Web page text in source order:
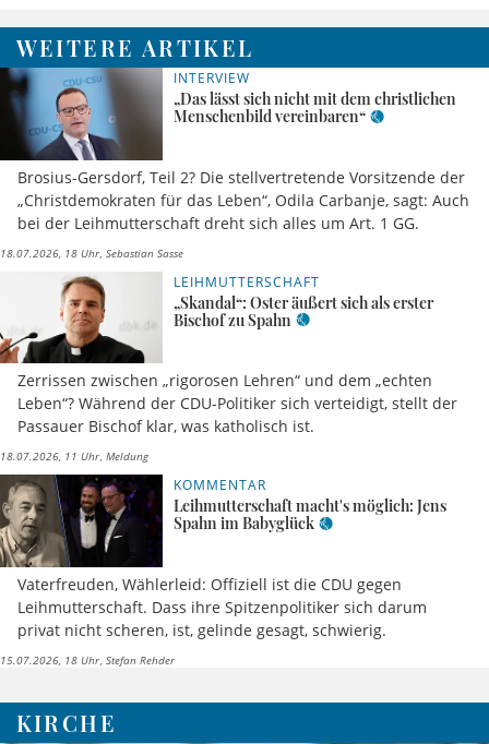
WEITERE ARTIKEL
INTERVIEW
„Das lässt sich nicht mit dem christlichen
Menschenbild vereinbaren“
Brosius-Gersdorf, Teil 2? Die stellvertretende Vorsitzende der
„Christdemokraten für das Leben“, Odila Carbanje, sagt: Auch
bei der Leihmutterschaft dreht sich alles um Art. 1 GG.
18.07.2026, 18 Uhr Sebastian Sasse
LEIHMUTTERSCHAFT
„Skandal“: Oster äußert sich als erster
Bischof zu Spahn
Zerrissen zwischen „rigorosen Lehren“ und dem „echten
Leben“? Während der CDU-Politiker sich verteidigt, stellt der
Passauer Bischof klar, was katholisch ist.
18.07.2026, 11 Uhr Meldung
KOMMENTAR
Leihmutterschaft macht's möglich: Jens
Spahn im Babyglück
Vaterfreuden, Wählerleid: Offiziell ist die CDU gegen
Leihmutterschaft. Dass ihre Spitzenpolitiker sich darum
privat nicht scheren, ist, gelinde gesagt, schwierig.
15.07.2026, 18 Uhr Stefan Rehder
KIRCHE